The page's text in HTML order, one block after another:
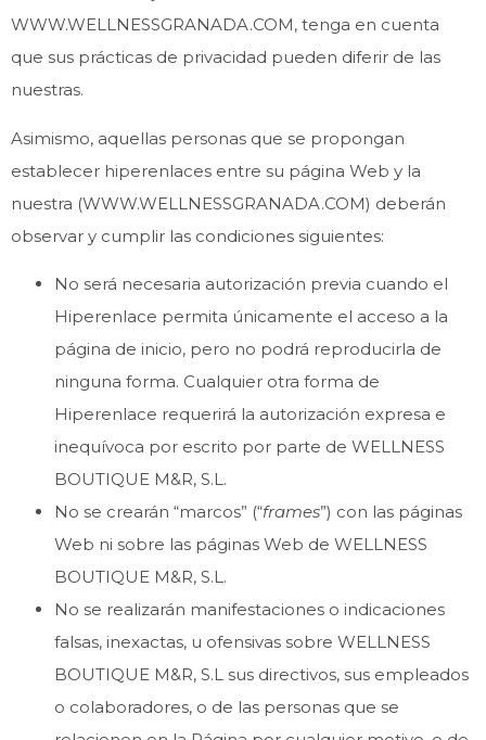
WWW.WELLNESSGRANADA.COM, tenga en cuenta
que sus prácticas de privacidad pueden diferir de las
nuestras.
Asimismo, aquellas personas que se propongan
establecer hiperenlaces entre su página Web y la
nuestra (WWW.WELLNESSGRANADA.COM) deberán
observar y cumplir las condiciones siguientes:
No será necesaria autorización previa cuando el
Hiperenlace permita únicamente el acceso a la
página de inicio, pero no podrá reproducirla de
ninguna forma. Cualquier otra forma de
Hiperenlace requerirá la autorización expresa e
inequívoca por escrito por parte de WELLNESS
BOUTIQUE M&R, S.L.
No se crearán “marcos” (“frames”) con las páginas
Web ni sobre las páginas Web de WELLNESS
BOUTIQUE M&R, S.L.
No se realizarán manifestaciones o indicaciones
falsas, inexactas, u ofensivas sobre WELLNESS
BOUTIQUE M&R, S.L sus directivos, sus empleados
o colaboradores, o de las personas que se